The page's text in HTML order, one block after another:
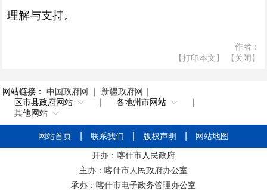
理解与支持。
作者：
【打印本文】
【关闭】
网站链接： 中国政府网 ｜ 新疆政府网 ｜
区市县政府网站
｜ 各地州市网站
｜
其他网站
网站首页 联系我们 版权声明
网站地图
开办：喀什市人民政府
主办：喀什市人民政府办公室
承办：喀什市电子政务管理办公室